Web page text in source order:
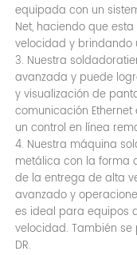
equipada con un
Net, haciendo que
velocidad y brindando
3. Nuestra
avanzada y puede
y visualización de
comunicación
un control en línea
4. Nuestra máquina
metálica con la forma
de la entrega de alta
avanzado y
es ideal para equipos
velocidad. También
DR.